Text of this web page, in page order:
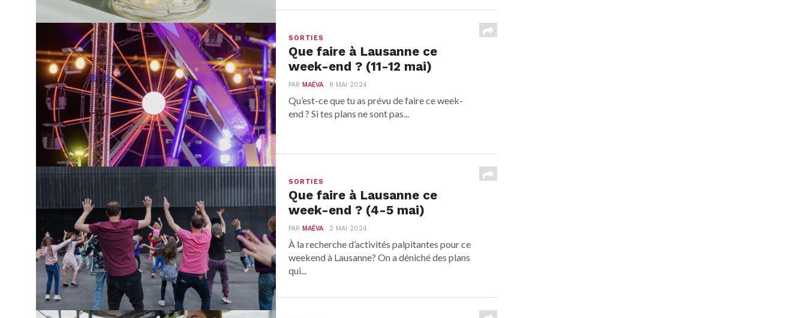
SORTIES
Que faire à Lausanne ce
week-end ? (11-12 mai)
PARMAËVA 8 MAI 2024
Qu’est-ce que tu as prévu de faire ce week-
end ? Si tes plans ne sont pas...
SORTIES
Que faire à Lausanne ce
week-end ? (4-5 mai)
PARMAËVA 2 MAI 2024
À la recherche d’activités palpitantes pour ce
weekend à Lausanne? On a déniché des plans
qui...